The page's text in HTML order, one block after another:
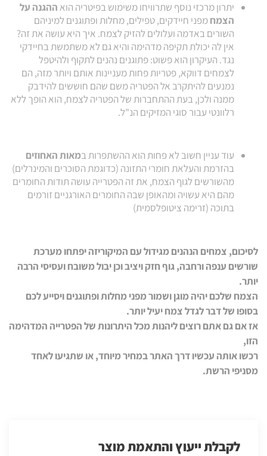
יתרון מרכזי נוסף שתרוויחו משימוש בפיטריה הואההגנה על
הצמחמפני חיידקים, טפילים, מחלות ופתוגנים למיניהם
השורים באדמה ועלולים להזיק לצמח. איך היא עושה את זה?
אין לה יכולת תקיפה מדהימה והיא גם לא משתמשת בחיידקי
נגד. העיקרון הוא פשוט: פתוגנים נהנים לתקוף ולהיטפל
לצמחים דווקא, פטריות פחות מעניינות אותם ויותר מזה, הם
נמנעים להיתקרב אל הפטריה משם שהם חוששים להידבק
ממנה ולכן, בעת ההתחברות של הפטריה לצמח, הוא הופך ללא
רלוונטי עבור סוגי המזיקים הנ"ל.
עוד עניין חשוב לא פחות הוא ההשתפרות במאות האחוזים
בהזרמת והעלאת חומרי התזונה (כדוגמת הסוכרים והמינרלים)
מהשורשים לגוף הצמח, את זה הפטרייה עושה תודות החומרים
מהם היא עשויה ומהאופן שבה החומרים האורגניים זורמים
בתוכה (זרימה ציטופלסמית)
לסיכום, צמחים הנהנים מגידול עם המיקוריזה יפתחו מערכת
שורשים ענפה ורחבה, גוף חזק ויציב וכן יבול משובח ועסיסי הרבה
יותר.
הצמח שלכם יהיה מוגן ושמור מפני מחלות ופתוגנים ויסייע לכם
בסופו של דבר לגדל צמח יעיל יותר.
אז אם גם אתם רוצים ליהנות מכל היתרונות של הפטרייה המדהימה
הזו,
רכשו אותה עכשיו דרך האתר במחיר מיוחד, או שתגיעו לאחד
מסניפי הרשת.
לקבלת ייעוץ והתאמת מוצר